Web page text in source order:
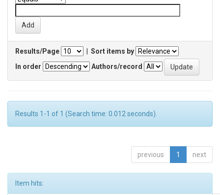
Results/Page
Sort items by
In order
Authors/record
Results 1-1 of 1 (Search time: 0.012 seconds).
previous 1 next
Item hits: